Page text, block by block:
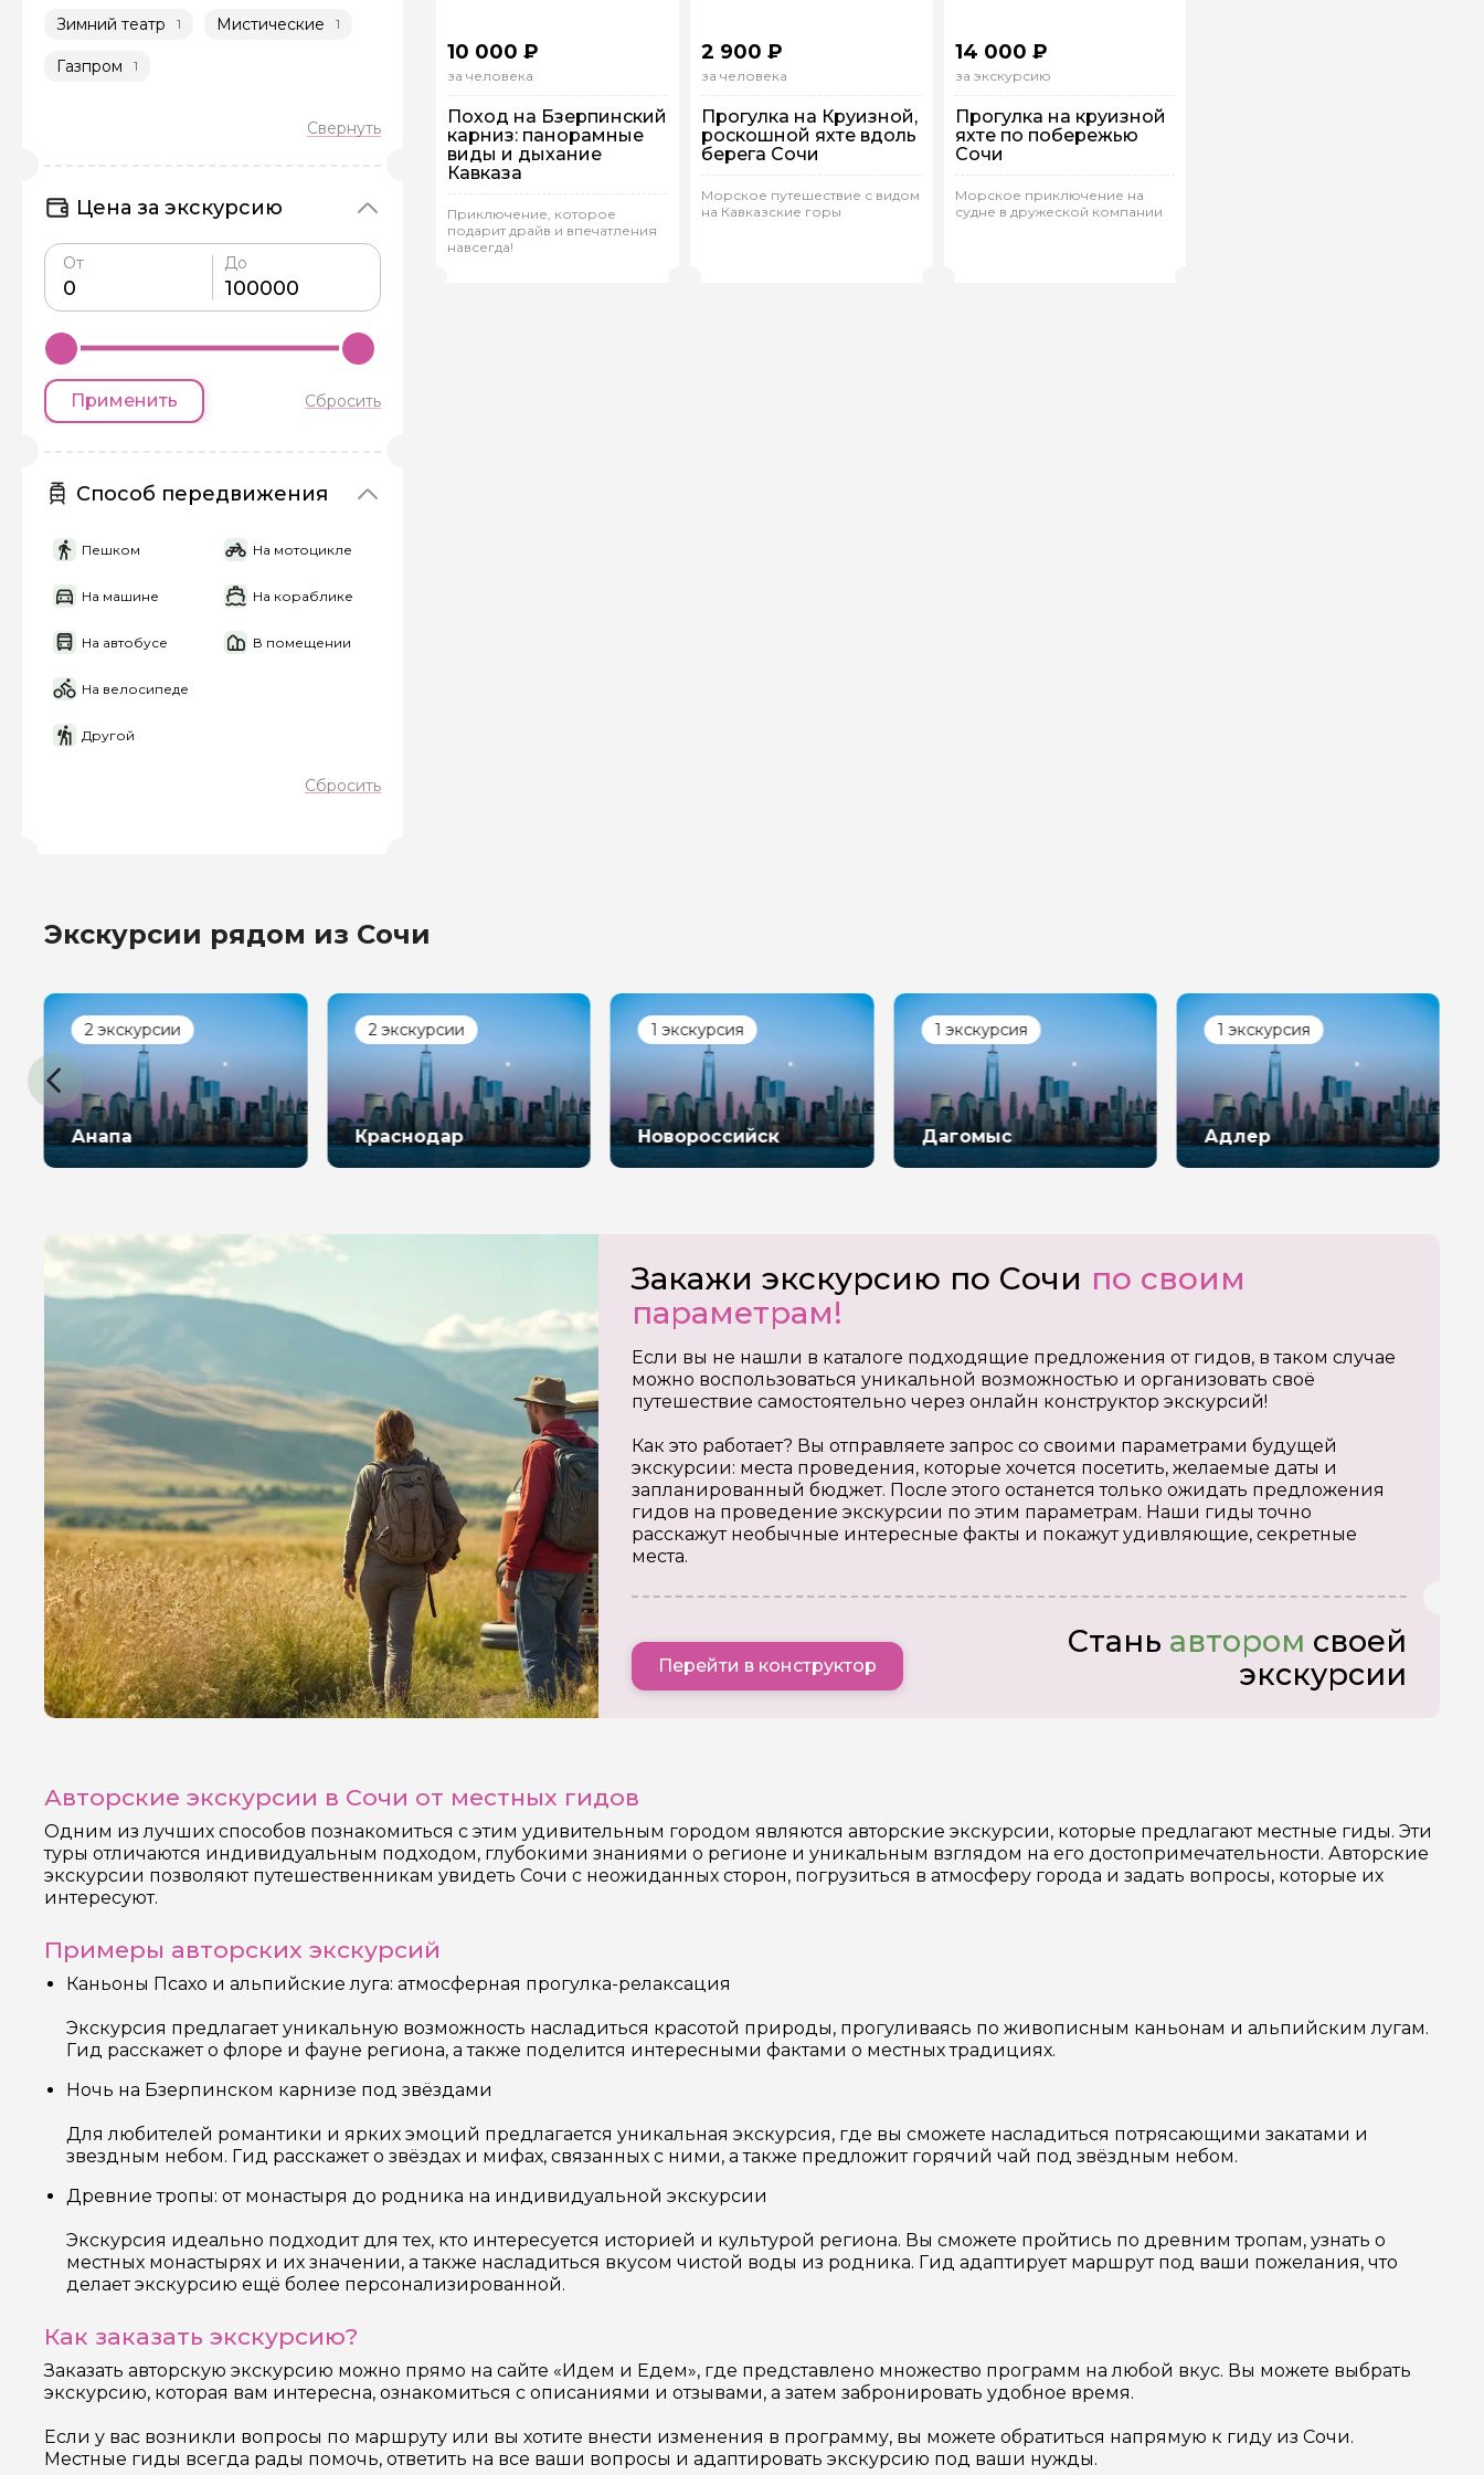
Зимний театр 1 Мистические 1
Газпром 1
Цена за экскурсию
От До
Применить Сбросить
Способ передвижения
Пешком На мотоцикле
На машине На кораблике
На автобусе В помещении
На велосипеде
Другой
Сбросить
10 000 ₽
за человека
Поход на Бзерпинский
карниз: панорамные
виды и дыхание
Кавказа
Приключение, которое
подарит драйв и впечатления
навсегда!
Индивидуальная
Пешком
2 900 ₽
за человека
Прогулка на Круизной,
роскошной яхте вдоль
берега Сочи
Морское путешествие с видом
на Кавказские горы
Групповая
На кораблике
14 000 ₽
за экскурсию
Прогулка на круизной
яхте по побережью
Сочи
Морское приключение на
судне в дружеской компании
Индивидуальная
На кораблике
Экскурсии рядом из Сочи
2 экскурсии
Анапа
2 экскурсии
Краснодар
1 экскурсия
Новороссийск
1 экскурсия
Дагомыс
1 экскурсия
Адлер
Закажи экскурсию по Сочи по своим
параметрам!
Если вы не нашли в каталоге подходящие предложения от гидов, в таком случае
можно воспользоваться уникальной возможностью и организовать своё
путешествие самостоятельно через онлайн конструктор экскурсий!
Как это работает? Вы отправляете запрос со своими параметрами будущей
экскурсии: места проведения, которые хочется посетить, желаемые даты и
запланированный бюджет. После этого останется только ожидать предложения
гидов на проведение экскурсии по этим параметрам. Наши гиды точно
расскажут необычные интересные факты и покажут удивляющие, секретные
места.
Перейти в конструктор
Стань автором своей
экскурсии
Авторские экскурсии в Сочи от местных гидов
Одним из лучших способов познакомиться с этим удивительным городом являются авторские экскурсии, которые предлагают местные гиды. Эти
туры отличаются индивидуальным подходом, глубокими знаниями о регионе и уникальным взглядом на его достопримечательности. Авторские
экскурсии позволяют путешественникам увидеть Сочи с неожиданных сторон, погрузиться в атмосферу города и задать вопросы, которые их
интересуют.
Примеры авторских экскурсий
Каньоны Псахо и альпийские луга: атмосферная прогулка-релаксация
Экскурсия предлагает уникальную возможность насладиться красотой природы, прогуливаясь по живописным каньонам и альпийским лугам.
Гид расскажет о флоре и фауне региона, а также поделится интересными фактами о местных традициях.
Ночь на Бзерпинском карнизе под звёздами
Для любителей романтики и ярких эмоций предлагается уникальная экскурсия, где вы сможете насладиться потрясающими закатами и
звездным небом. Гид расскажет о звёздах и мифах, связанных с ними, а также предложит горячий чай под звёздным небом.
Древние тропы: от монастыря до родника на индивидуальной экскурсии
Экскурсия идеально подходит для тех, кто интересуется историей и культурой региона. Вы сможете пройтись по древним тропам, узнать о
местных монастырях и их значении, а также насладиться вкусом чистой воды из родника. Гид адаптирует маршрут под ваши пожелания, что
делает экскурсию ещё более персонализированной.
Как заказать экскурсию?
Заказать авторскую экскурсию можно прямо на сайте «Идем и Едем», где представлено множество программ на любой вкус. Вы можете выбрать
экскурсию, которая вам интересна, ознакомиться с описаниями и отзывами, а затем забронировать удобное время.
Если у вас возникли вопросы по маршруту или вы хотите внести изменения в программу, вы можете обратиться напрямую к гиду из Сочи.
Местные гиды всегда рады помочь, ответить на все ваши вопросы и адаптировать экскурсию под ваши нужды.
Задайте свой вопрос гиду
Как вас зовут Ваша электронная почта Ваш номер телефона
Если у вас есть интересующие вопросы, можете их задать
персональных данных
Отправить